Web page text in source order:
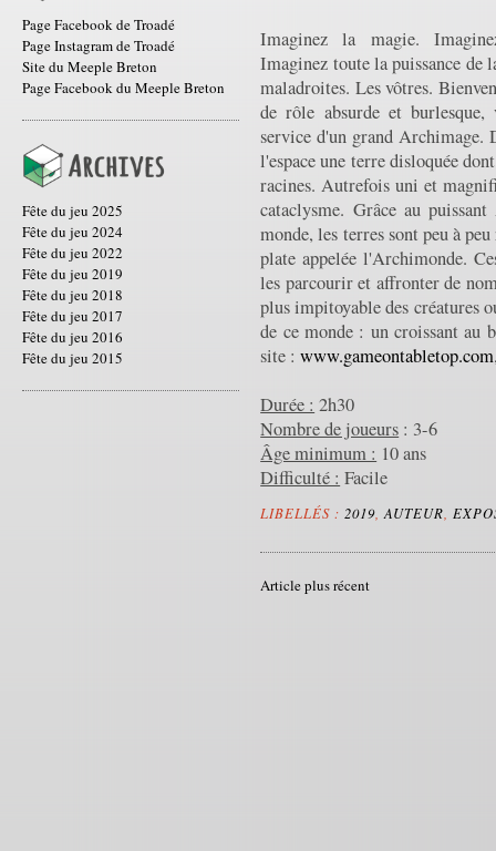
Page Facebook de Troadé
Page Instagram de Troadé
Site du Meeple Breton
Page Facebook du Meeple Breton
Fête du jeu 2025
Fête du jeu 2024
Fête du jeu 2022
Fête du jeu 2019
Fête du jeu 2018
Fête du jeu 2017
Fête du jeu 2016
Fête du jeu 2015
Imaginez la magie.
Imaginez toute la puissance de
maladroites. Les vôtres.
de rôle absurde et
service d'un grand Archimage.
l'espace une terre disloquée
racines. Autrefois uni et
cataclysme. Grâce au
monde, les terres sont peu à
plate appelée l'Archimonde.
les parcourir et affronter de
plus impitoyable des créatures
de ce monde : un croissant au
site :www.gameontabletop.com
Durée : 2h30
Nombre de joueurs : 3-6
Âge minimum : 10 ans
Difficulté : Facile
LIBELLÉS : 2019 ,AUTEUR
Article plus récent